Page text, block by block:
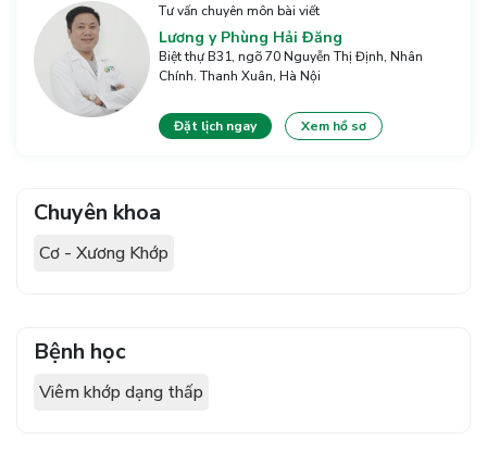
Tư vấn chuyên môn bài viết
Lương y Phùng Hải Đăng
Biệt thự B31, ngõ 70 Nguyễn Thị Định, Nhân
Chính. Thanh Xuân, Hà Nội
Đặt lịch ngay Xem hồ sơ
Chuyên khoa
Cơ - Xương Khớp
Bệnh học
Viêm khớp dạng thấp